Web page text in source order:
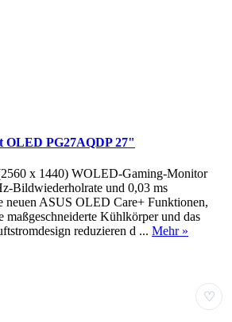
OLED PG27AQDP 27"
x 1440) WOLED-Gaming-Monitor
Bildwiederholrate und 0,03 ms
neuen ASUS OLED Care+ Funktionen,
maßgeschneiderte Kühlkörper und das
reduzieren d ... Mehr »
♡